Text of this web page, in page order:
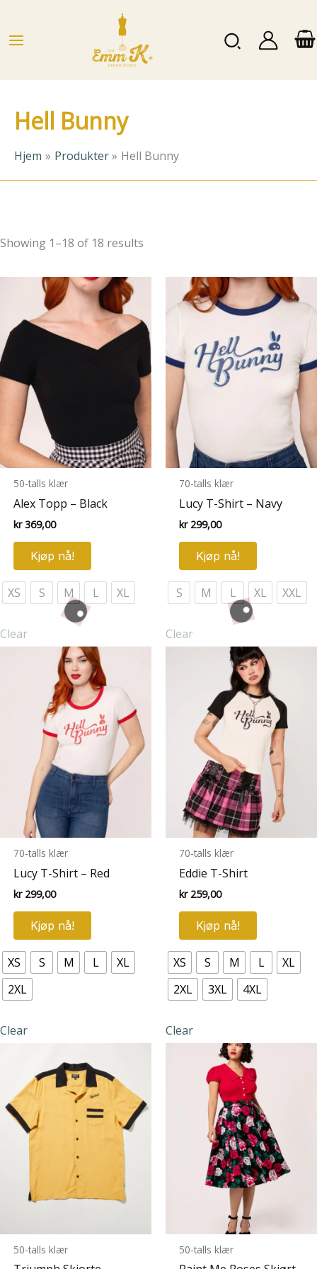
Søk
Hell Bunny
Hjem Produkter Hell Bunny
Showing 1–18 of 18 results
50-talls klær
Alex Topp – Black
kr369,00
Kjøp nå!
Dette
har
flere
kan
velges
på
produktsiden
XS S M L XL
Clear
70-talls klær
Lucy T-Shirt – Navy
kr299,00
Kjøp nå!
Dette
har
flere
kan
velges
på
S M L XL XXL
Clear
70-talls klær
Lucy T-Shirt – Red
kr299,00
Kjøp nå!
Dette
har
flere
velges
på
produktsiden
XS S M L
XL
2XL
Clear
70-talls klær
Eddie T-Shirt
kr259,00
Kjøp nå!
Dette
har
flere
varianter.
velges
XS S M L
XL
2XL
3XL 4XL
Clear
50-talls klær 50-talls klær